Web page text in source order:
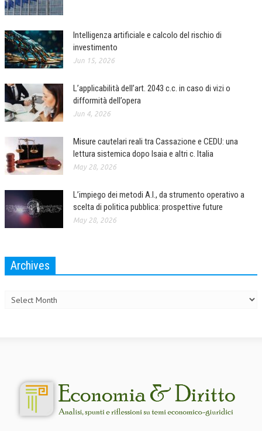
INTERNAZIONALIZZAZIONE
HUMAN RESOURCES
RISORSE UMANE
TREASURY IN FINANCIAL SERVICES
RISK MANAGEMENT
SVILUPPO SOSTENIBILE
PERSONA E CITTÀ
DIRITTO
DIRITTO DEL WEB
DIRITTO DELLE IMPRESE IN CRISI
DIRITTO TRIBUTARIO
FISCALITÀ INTERNAZIONALE
Intelligenza artificiale e calcolo del rischio di
investimento
Jun 15, 2026
L’applicabilità dell’art. 2043 c.c. in caso di vizi o
difformità dell’opera
Jun 4, 2026
Misure cautelari reali tra Cassazione e CEDU: una
lettura sistemica dopo Isaia e altri c. Italia
May 28, 2026
L’impiego dei metodi A.I., da strumento operativo a
scelta di politica pubblica: prospettive future
May 28, 2026
Archives